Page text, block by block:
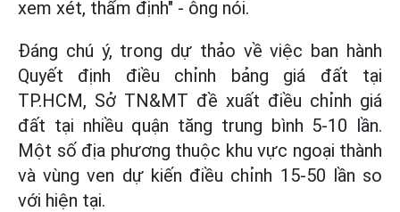
xem xét, thẩm định" - ông nói.
Đáng chú ý, trong dự thảo về việc ban hành
Quyết định điều chỉnh bảng giá đất tại
TP.HCM, Sở TN&MT đề xuất điều chỉnh giá
đất tại nhiều quận tăng trung bình 5-10 lần.
Một số địa phương thuộc khu vực ngoại thành
và vùng ven dự kiến điều chỉnh 15-50 lần so
với hiện tại.